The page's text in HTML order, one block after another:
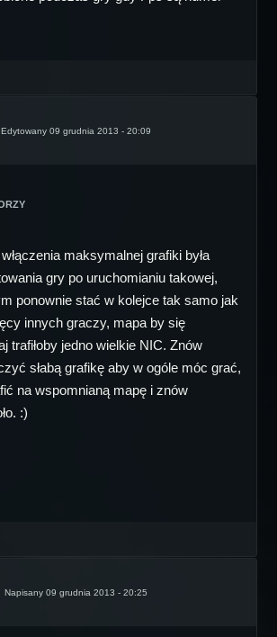
Edytowany 09 grudnia 2013 - 20:09
maksymalnej grafiki była
gry po uruchomianiu takowej,
ponownie stać w kolejce tak samo jak
innych graczy, mapa by się
trafiłoby jedno wielkie NIC. Znów
słabą grafikę aby w ogóle móc grać,
na wspomnianą mapę i znów
:)
Napisany 09 grudnia 2013 - 20:25